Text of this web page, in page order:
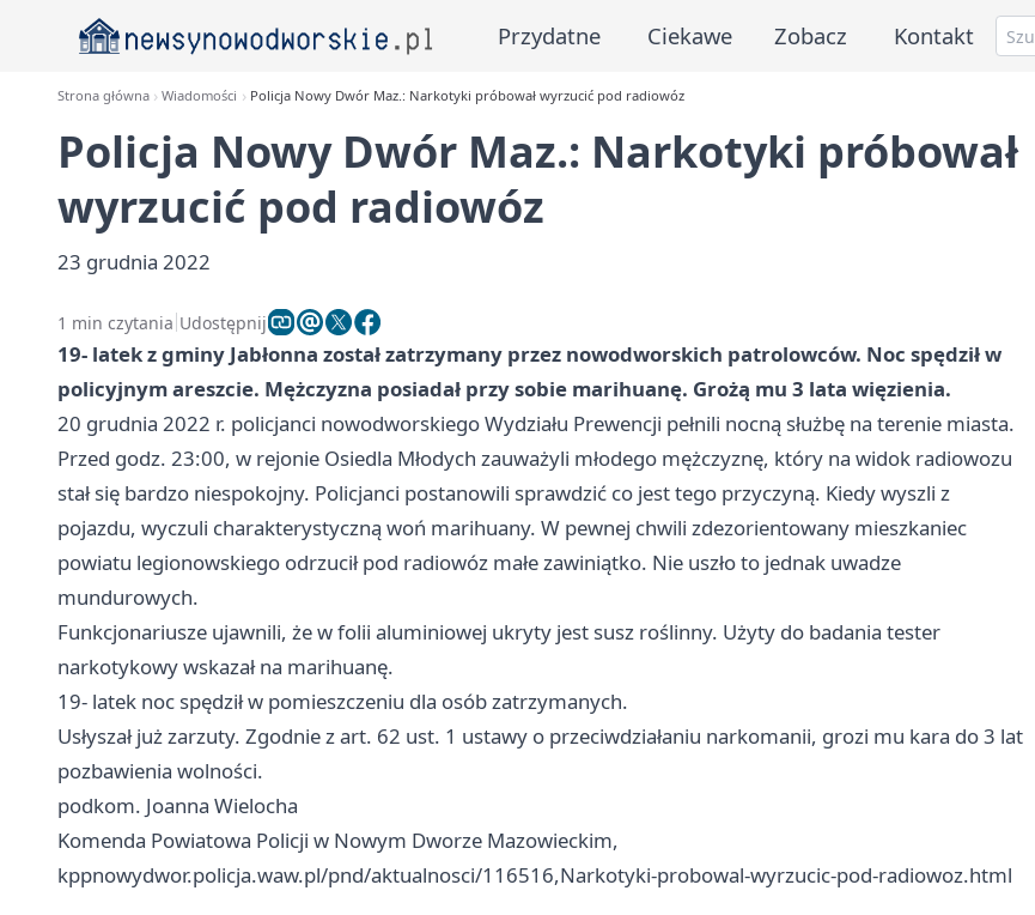
Przydatne Ciekawe Zobacz Kontakt
Strona główna Wiadomości Policja Nowy Dwór Maz.: Narkotyki próbował wyrzucić pod radiowóz
Policja Nowy Dwór Maz.: Narkotyki próbował
wyrzucić pod radiowóz
23 grudnia 2022
1 min czytania Udostępnij
19- latek z gminy Jabłonna został zatrzymany przez nowodworskich patrolowców. Noc spędził w
policyjnym areszcie. Mężczyzna posiadał przy sobie marihuanę. Grożą mu 3 lata więzienia.
20 grudnia 2022 r. policjanci nowodworskiego Wydziału Prewencji pełnili nocną służbę na terenie miasta.
Przed godz. 23:00, w rejonie Osiedla Młodych zauważyli młodego mężczyznę, który na widok radiowozu
stał się bardzo niespokojny. Policjanci postanowili sprawdzić co jest tego przyczyną. Kiedy wyszli z
pojazdu, wyczuli charakterystyczną woń marihuany. W pewnej chwili zdezorientowany mieszkaniec
powiatu legionowskiego odrzucił pod radiowóz małe zawiniątko. Nie uszło to jednak uwadze
mundurowych.
Funkcjonariusze ujawnili, że w folii aluminiowej ukryty jest susz roślinny. Użyty do badania tester
narkotykowy wskazał na marihuanę.
19- latek noc spędził w pomieszczeniu dla osób zatrzymanych.
Usłyszał już zarzuty. Zgodnie z art. 62 ust. 1 ustawy o przeciwdziałaniu narkomanii, grozi mu kara do 3 lat
pozbawienia wolności.
podkom. Joanna Wielocha
Komenda Powiatowa Policji w Nowym Dworze Mazowieckim,
kppnowydwor.policja.waw.pl/pnd/aktualnosci/116516,Narkotyki-probowal-wyrzucic-pod-radiowoz.html